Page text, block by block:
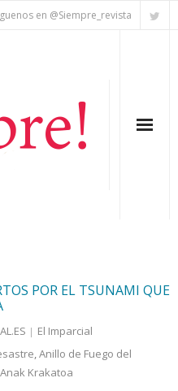
en @Siempre_revista
POR EL TSUNAMI QUE
El Imparcial
,Anillo de Fuego del
Krakatoa